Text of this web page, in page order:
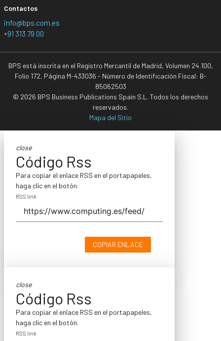
Contactos
info@bps.com.es
+91 313 79 00
BPS está inscrita en el Registro Mercantil de Madrid, Volumen 24.100,
Folio 172, Página M-433036 - Número de Identificación Fiscal: B-
85062503
© 2026 BPS Business Publications Spain S.L. Todos los derechos
reservados.
Mapa del Sitio
close
Código Rss
Para copiar el enlace RSS en el portapapeles,
haga clic en el botón.
RSS link
COPIAR ENLACE
close
Código Rss
Para copiar el enlace RSS en el portapapeles,
haga clic en el botón.
RSS link